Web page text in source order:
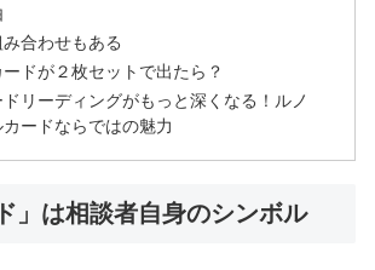
合わせもある
ドが２枚セットで出たら？
ドリーディングがもっと深くなる！ルノ
ードならではの魅力
」は相談者自身のシンボル